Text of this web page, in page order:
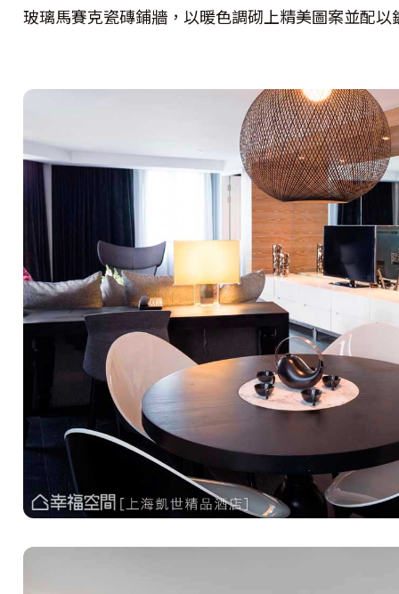
玻璃馬賽克瓷磚鋪牆，以暖色調砌上精美圖案並配以